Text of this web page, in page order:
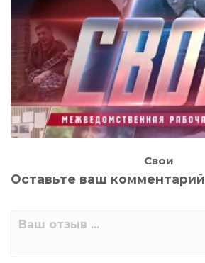
Свои
Оставьте ваш комментарий